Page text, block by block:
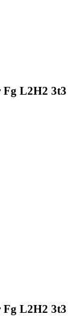
Fg L2H2 3t3
Fg L2H2 3t3